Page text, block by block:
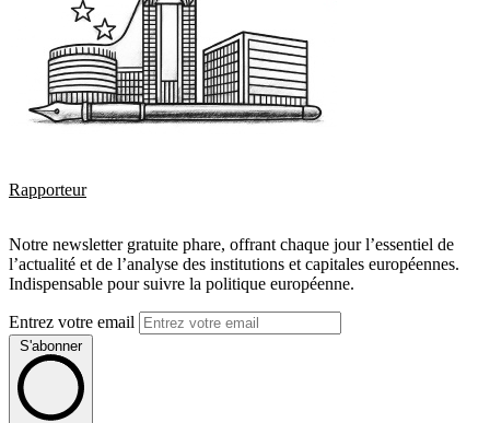
Rapporteur
Notre newsletter gratuite phare, offrant chaque jour l’essentiel de
l’actualité et de l’analyse des institutions et capitales européennes.
Indispensable pour suivre la politique européenne.
Entrez votre email
S'abonner